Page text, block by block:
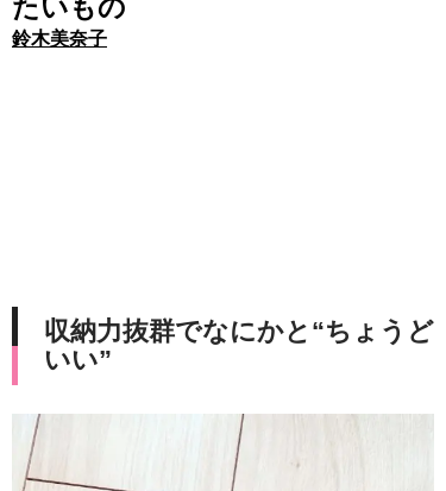
たいもの
鈴木美奈子
収納力抜群でなにかと“ちょうど
いい”